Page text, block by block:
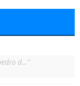
d..."